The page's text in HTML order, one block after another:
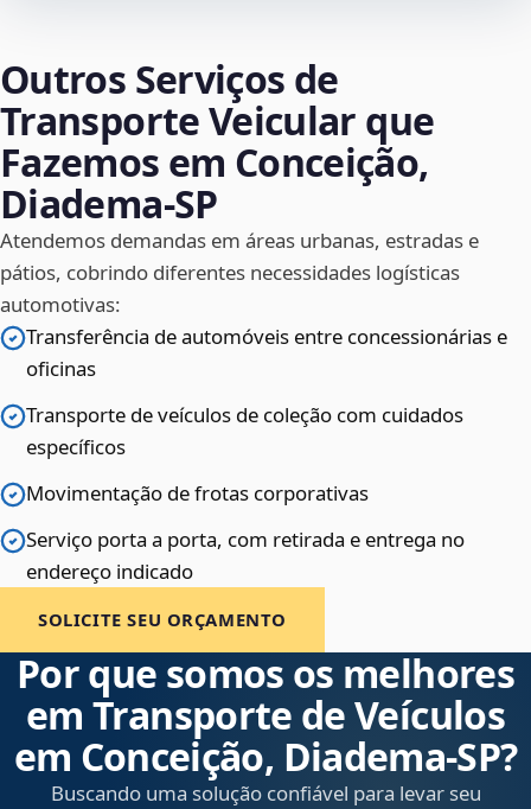
Outros Serviços de
Transporte Veicular que
Fazemos em Conceição,
Diadema‑SP
Atendemos demandas em áreas urbanas, estradas e
pátios, cobrindo diferentes necessidades logísticas
automotivas:
Transferência de automóveis entre concessionárias e
oficinas
Transporte de veículos de coleção com cuidados
específicos
Movimentação de frotas corporativas
Serviço porta a porta, com retirada e entrega no
endereço indicado
SOLICITE SEU ORÇAMENTO
Por que somos os melhores
em Transporte de Veículos
em Conceição, Diadema‑SP?
Buscando uma solução confiável para levar seu